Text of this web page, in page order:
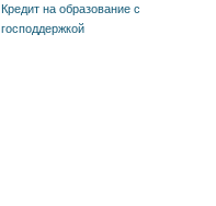
Кредит на образование с
господдержкой